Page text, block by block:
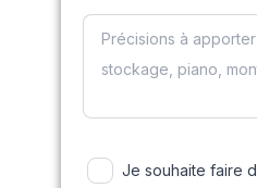
Je souhaite faire